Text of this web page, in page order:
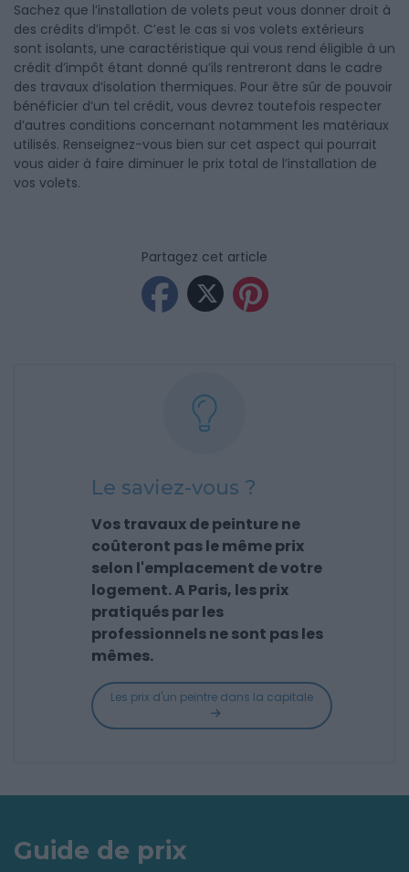
Sachez que l’installation de volets peut vous donner droit à
des crédits d’impôt. C’est le cas si vos volets extérieurs
sont isolants, une caractéristique qui vous rend éligible à un
crédit d’impôt étant donné qu’ils rentreront dans le cadre
des travaux d’isolation thermiques. Pour être sûr de pouvoir
bénéficier d’un tel crédit, vous devrez toutefois respecter
d’autres conditions concernant notamment les matériaux
utilisés. Renseignez-vous bien sur cet aspect qui pourrait
vous aider à faire diminuer le prix total de l’installation de
vos volets.
Partagez cet article
Le saviez-vous ?
Vos travaux de peinture ne
coûteront pas le même prix
selon l'emplacement de votre
logement. A Paris, les prix
pratiqués par les
professionnels ne sont pas les
mêmes.
Les prix d'un peintre dans la capitale
Guide de prix